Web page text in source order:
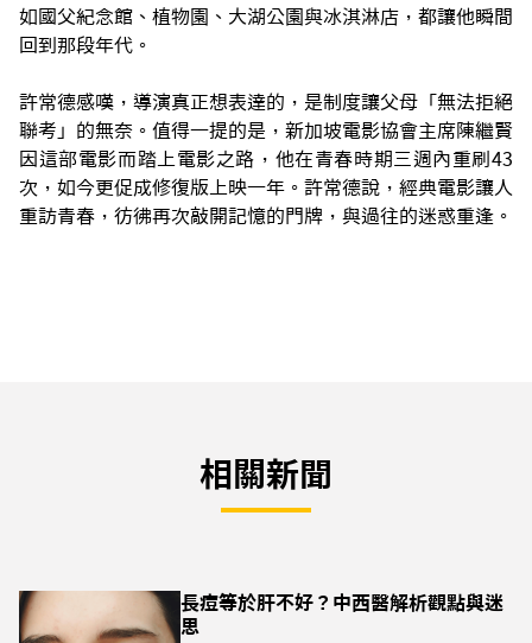
如國父紀念館、植物園、大湖公園與冰淇淋店，都讓他瞬間
回到那段年代。
許常德感嘆，導演真正想表達的，是制度讓父母「無法拒絕
聯考」的無奈。值得一提的是，新加坡電影協會主席陳繼賢
因這部電影而踏上電影之路，他在青春時期三週內重刷43
次，如今更促成修復版上映一年。許常德說，經典電影讓人
重訪青春，彷彿再次敲開記憶的門牌，與過往的迷惑重逢。
相關新聞
長痘等於肝不好？中西醫解析觀點與迷
思